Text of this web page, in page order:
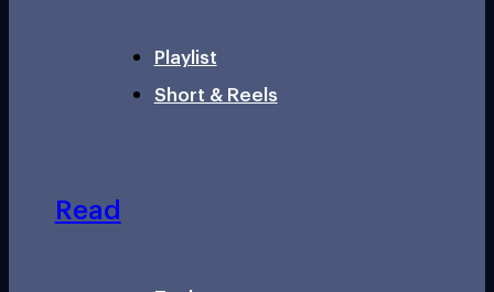
Playlist
Short & Reels
Read